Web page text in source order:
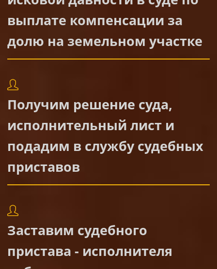
выплате компенсации за
долю на земельном участке
Получим решение суда,
исполнительный лист и
подадим в службу судебных
приставов
Заставим судебного
пристава - исполнителя